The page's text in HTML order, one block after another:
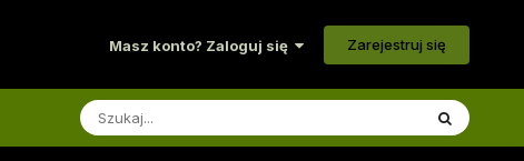
Masz konto? Zaloguj się Zarejestruj się